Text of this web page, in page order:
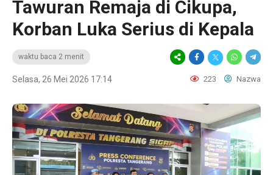
Tawuran Remaja di Cikupa,
Korban Luka Serius di Kepala
waktu baca 2 menit
Selasa, 26 Mei 2026 17:14 223 Nazwa